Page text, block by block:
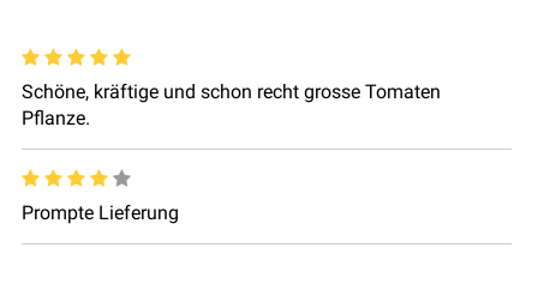
Schöne, kräftige und schon recht grosse Tomaten
Pflanze.
Prompte Lieferung